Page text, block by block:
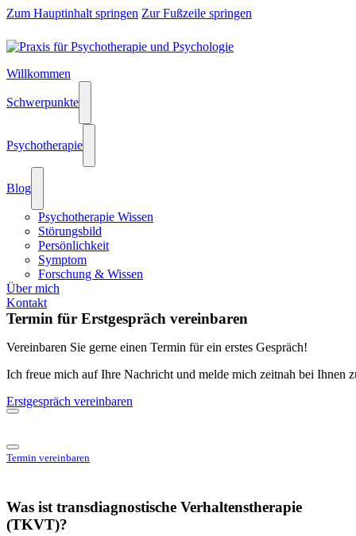
Zum Hauptinhalt springen Zur Fußzeile springen
Willkommen
Schwerpunkte
Psychotherapie
Blog
Psychotherapie Wissen
Störungsbild
Persönlichkeit
Symptom
Forschung & Wissen
Über mich
Kontakt
Termin für Erstgespräch vereinbaren
Vereinbaren Sie gerne einen Termin für ein erstes Gespräch!
Ich freue mich auf Ihre Nachricht und melde mich zeitnah bei Ihnen
Erstgespräch vereinbaren
Termin vereinbaren
Was ist transdiagnostische Verhaltenstherapie
(TKVT)?